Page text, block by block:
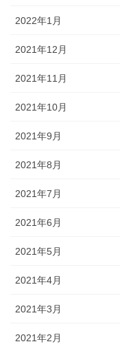
2022年1月
2021年12月
2021年11月
2021年10月
2021年9月
2021年8月
2021年7月
2021年6月
2021年5月
2021年4月
2021年3月
2021年2月